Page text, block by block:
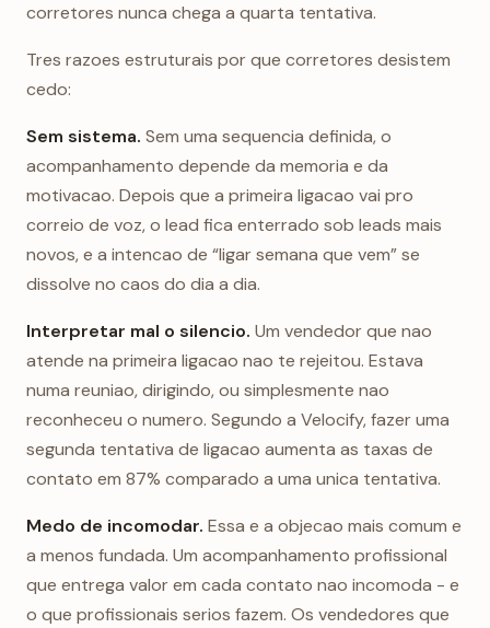
corretores nunca chega a quarta tentativa.
Tres razoes estruturais por que corretores desistem
cedo:
Sem sistema. Sem uma sequencia definida, o
acompanhamento depende da memoria e da
motivacao. Depois que a primeira ligacao vai pro
correio de voz, o lead fica enterrado sob leads mais
novos, e a intencao de “ligar semana que vem” se
dissolve no caos do dia a dia.
Interpretar mal o silencio. Um vendedor que nao
atende na primeira ligacao nao te rejeitou. Estava
numa reuniao, dirigindo, ou simplesmente nao
reconheceu o numero. Segundo a Velocify, fazer uma
segunda tentativa de ligacao aumenta as taxas de
contato em 87% comparado a uma unica tentativa.
Medo de incomodar. Essa e a objecao mais comum e
a menos fundada. Um acompanhamento profissional
que entrega valor em cada contato nao incomoda - e
o que profissionais serios fazem. Os vendedores que